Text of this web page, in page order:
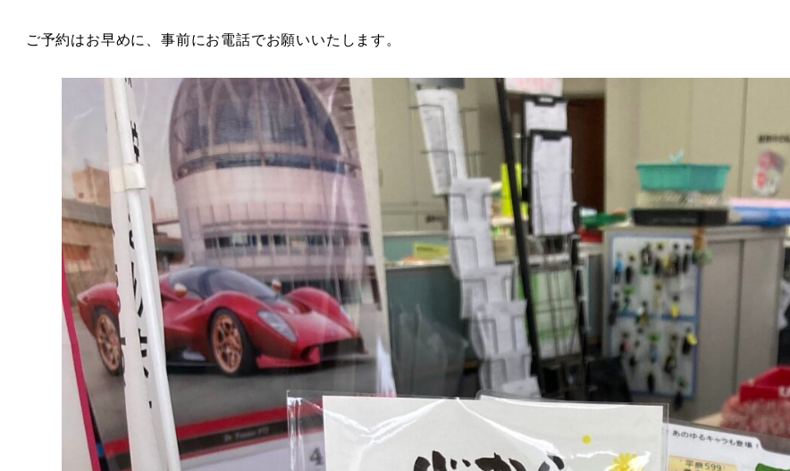
ご予約はお早めに、事前にお電話でお願いいたします。